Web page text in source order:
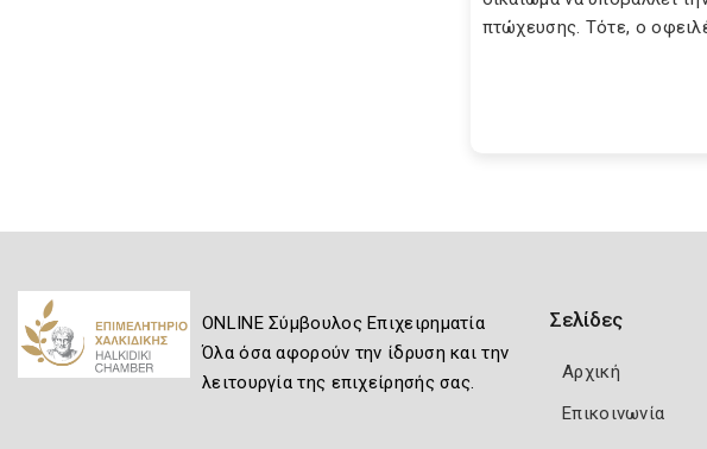
πτώχευσης. Τότε, ο
ONLINE Σύμβουλος Επιχειρηματία
Όλα όσα αφορούν την ίδρυση και την
λειτουργία της επιχείρησής σας.
Σελίδες
Αρχική
Επικοινωνία